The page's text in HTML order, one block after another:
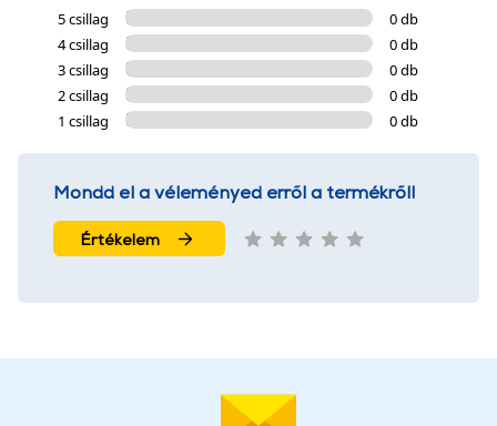
5 csillag
0 db
4 csillag
0 db
3 csillag
0 db
2 csillag
0 db
1 csillag
0 db
Mondd el a véleményed erről a termékről!
Értékelem